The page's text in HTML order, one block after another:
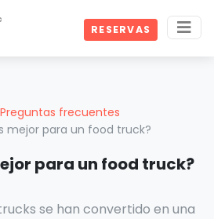
RESERVAS
Preguntas frecuentes
mejor para un food truck?
para un food truck?
se han convertido en una